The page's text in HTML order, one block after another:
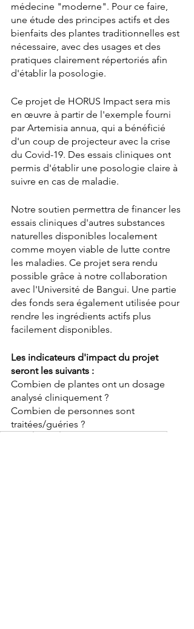
médecine "moderne". Pour ce faire,
une étude des principes actifs et des
bienfaits des plantes traditionnelles est
nécessaire, avec des usages et des
pratiques clairement répertoriés afin
d'établir la posologie.
Ce projet de HORUS Impact sera mis
en œuvre à partir de l'exemple fourni
par Artemisia annua, qui a bénéficié
d'un coup de projecteur avec la crise
du Covid-19. Des essais cliniques ont
permis d'établir une posologie claire à
suivre en cas de maladie.
Notre soutien permettra de financer les
essais cliniques d'autres substances
naturelles disponibles localement
comme moyen viable de lutte contre
les maladies. Ce projet sera rendu
possible grâce à notre collaboration
avec l'Université de Bangui. Une partie
des fonds sera également utilisée pour
rendre les ingrédients actifs plus
facilement disponibles.
Les indicateurs d'impact du projet
seront les suivants :
Combien de plantes ont un dosage
analysé cliniquement ?
Combien de personnes sont
traitées/guéries ?